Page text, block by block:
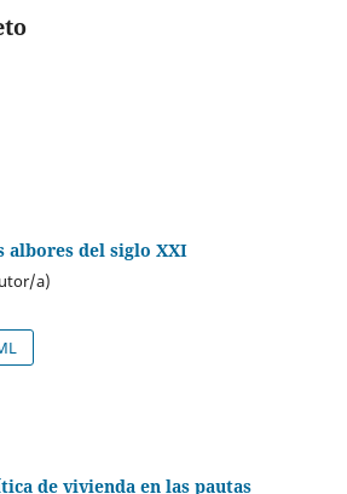
albores del siglo XXI
a)
de vivienda en las pautas